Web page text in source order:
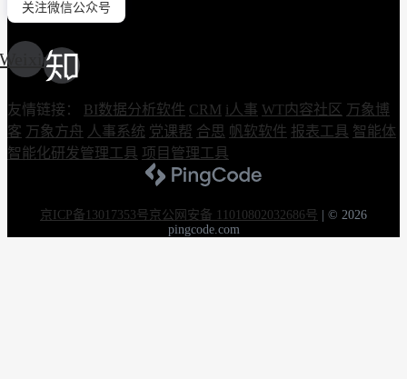
关注微信公众号
Weixin
友情链接： BI数据分析软件 CRM i人事 WT内容社区 万象博
客 万象方舟 人事系统 党课帮 合思 帆软软件 报表工具 智能体
智能化研发管理工具 项目管理工具
京ICP备13017353号京公网安备 11010802032686号 | © 2026
pingcode.com